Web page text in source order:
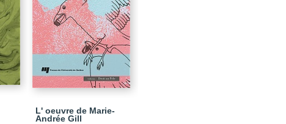
L' oeuvre de Marie-
Andrée Gill